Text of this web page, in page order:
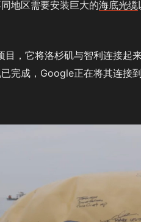
地区需要安装巨大的海底光缆
，它将洛杉矶与智利连接起
完成，Google正在将其连接